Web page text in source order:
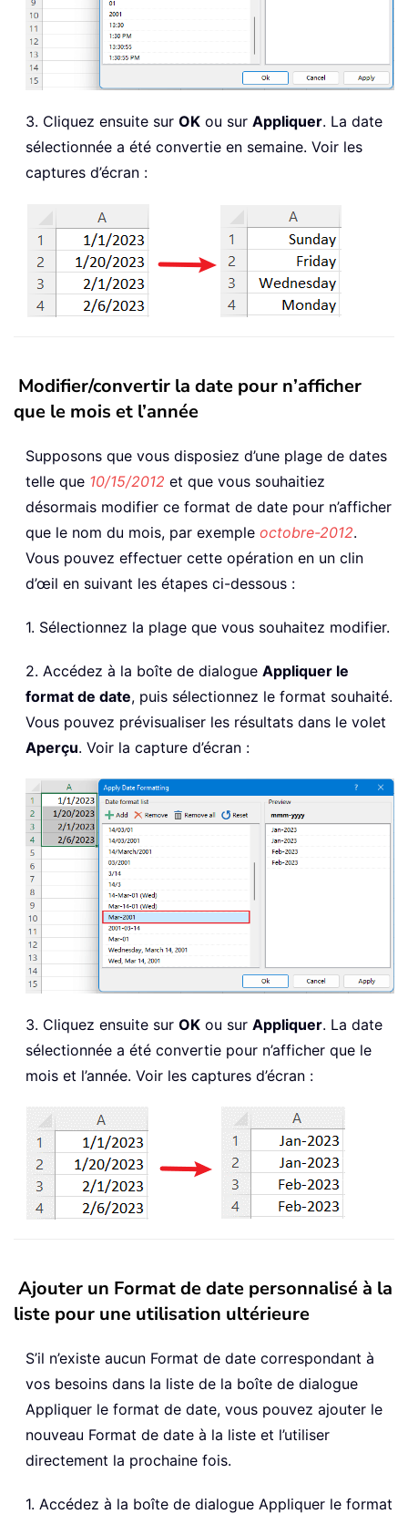
3. Cliquez ensuite sur OK ou sur Appliquer. La date
sélectionnée a été convertie en semaine. Voir les
captures d’écran :
Modifier/convertir la date pour n’afficher
que le mois et l’année
Supposons que vous disposiez d’une plage de dates
telle que 10/15/2012 et que vous souhaitiez
désormais modifier ce format de date pour n’afficher
que le nom du mois, par exemple octobre-2012.
Vous pouvez effectuer cette opération en un clin
d’œil en suivant les étapes ci-dessous :
1. Sélectionnez la plage que vous souhaitez modifier.
2. Accédez à la boîte de dialogue Appliquer le
format de date, puis sélectionnez le format souhaité.
Vous pouvez prévisualiser les résultats dans le volet
Aperçu. Voir la capture d’écran :
3. Cliquez ensuite sur OK ou sur Appliquer. La date
sélectionnée a été convertie pour n’afficher que le
mois et l’année. Voir les captures d’écran :
Ajouter un Format de date personnalisé à la
liste pour une utilisation ultérieure
S’il n’existe aucun Format de date correspondant à
vos besoins dans la liste de la boîte de dialogue
Appliquer le format de date, vous pouvez ajouter le
nouveau Format de date à la liste et l’utiliser
directement la prochaine fois.
1. Accédez à la boîte de dialogue Appliquer le format